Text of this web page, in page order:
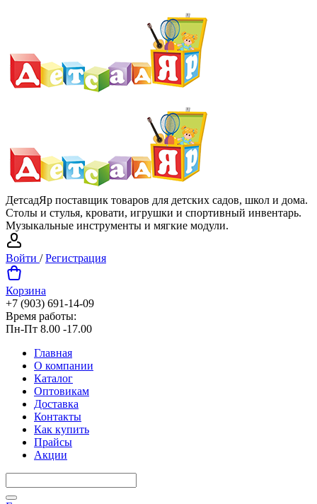
ДетсадЯр поставщик товаров для детских садов, школ и дома.
Столы и стулья, кровати, игрушки и спортивный инвентарь.
Музыкальные инструменты и мягкие модули.
Войти /Регистрация
Корзина
+7 (903) 691-14-09
Время работы:
Пн-Пт 8.00 -17.00
Главная
О компании
Каталог
Оптовикам
Доставка
Контакты
Как купить
Прайсы
Акции